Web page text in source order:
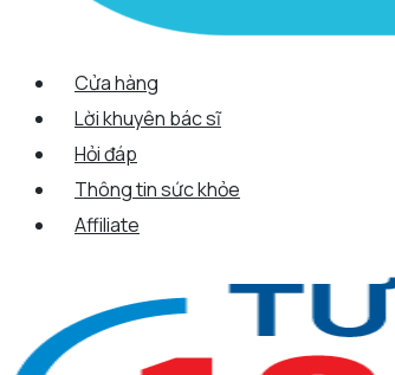
Cửa hàng
Lời khuyên bác sĩ
Hỏi đáp
Thông tin sức khỏe
Affiliate